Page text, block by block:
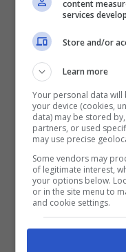
Tiziana Cantone
rapporti sessuali
denunciare tutto
richiedere la
traccia di quel
quelle immagini
primate, poi il
Sulla sua morte
giudiziari aperti
content
services
Store and/or
Learn more
Your personal data
your device (cookies,
data) may be stored
partners, or used
may use precise
Some vendors may
of legitimate interest,
your options below.
or in the site menu to
and cookie settings.